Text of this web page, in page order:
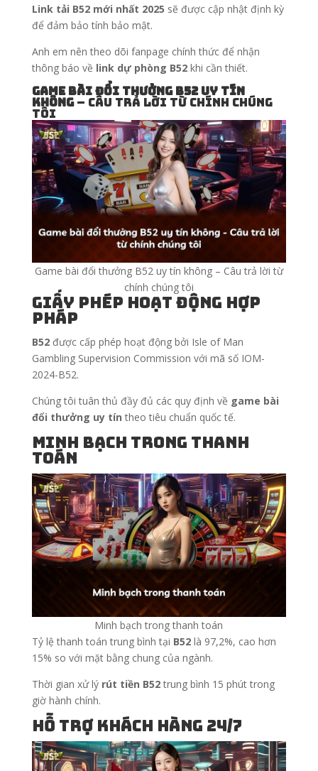
Link tải B52 mới nhất 2025 sẽ được cập nhật định kỳ
để đảm bảo tính bảo mật.
Anh em nên theo dõi fanpage chính thức để nhận
thông báo về link dự phòng B52khi cần thiết.
Game bài đổi thưởng B52 uy tín
không– Câu trả lời từ chính chúng
tôi
Game bài đổi thưởng B52 uy tín không – Câu trả lời từ
chính chúng tôi
Giấy phép hoạt động hợp
pháp
B52được cấp phép hoạt động bởi Isle of Man
Gambling Supervision Commission với mã số IOM-
2024-B52.
Chúng tôi tuân thủ đầy đủ các quy định về game bài
đổi thưởng uy tín theo tiêu chuẩn quốc tế.
Minh bạch trong thanh
toán
Minh bạch trong thanh toán
Tỷ lệ thanh toán trung bình tại B52là 97,2%, cao hơn
15% so với mặt bằng chung của ngành.
Thời gian xử lý rút tiền B52trung bình 15 phút trong
giờ hành chính.
Hỗ trợ khách hàng 24/7